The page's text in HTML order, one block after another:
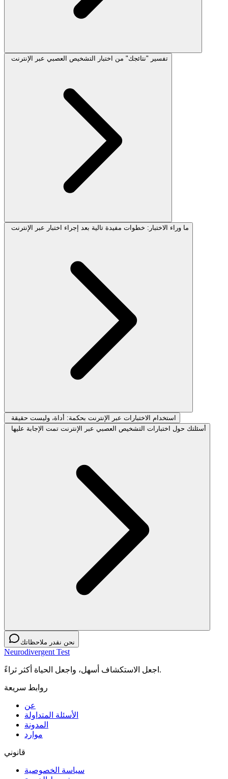
تفسير "نتائجك" من اختبار التشخيص العصبي عبر الإنترنت
ما وراء الاختبار: خطوات مفيدة تالية بعد إجراء اختبار عبر الإنترنت
استخدام الاختبارات عبر الإنترنت بحكمة: أداة، وليست حقيقة
أسئلتك حول اختبارات التشخيص العصبي عبر الإنترنت تمت الإجابة عليها
نحن نقدر ملاحظاتك
Neurodivergent Test
اجعل الاستكشاف أسهل، واجعل الحياة أكثر ثراءً.
روابط سريعة
عن
الأسئلة المتداولة
المدونة
موارد
قانوني
سياسة الخصوصية